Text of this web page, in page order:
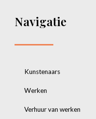
Navigatie
Kunstenaars
Werken
Verhuur van werken